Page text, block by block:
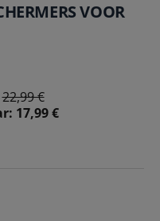
VOOR
22,99 €
17,99 €